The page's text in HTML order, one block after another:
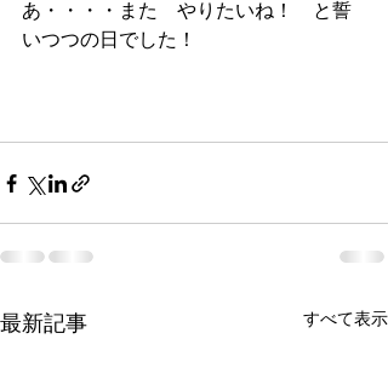
あ・・・・また　やりたいね！　と誓
いつつの日でした！
最新記事 すべて表示